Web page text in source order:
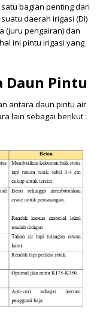
bagian penting dari
daerah irigasi (DI)
(juru pengairan) dan
ini pintu irigasi yang
Daun Pintu
antara daun pintu air
lain sebagai berikut :